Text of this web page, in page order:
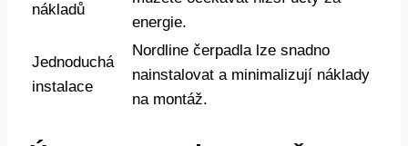
nákladů
energie.
Jednoduchá
instalace
Nordline čerpadla lze snadno
nainstalovat a minimalizují náklady
na montáž.